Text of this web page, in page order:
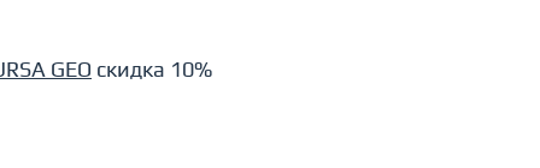
GEO скидка 10%